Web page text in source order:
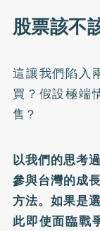
股票該不
這讓我們陷入
買？假設極端
售？
以我們的思考
參與台灣的成
方法。如果是
此即使面臨戰